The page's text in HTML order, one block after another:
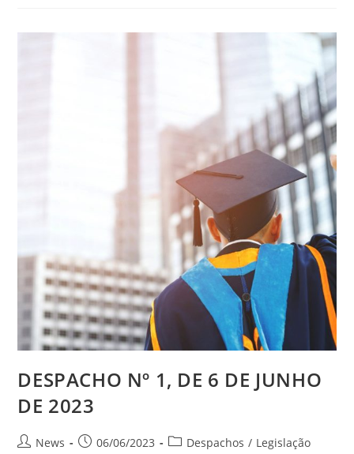
DESPACHO Nº 1, DE 6 DE JUNHO
DE 2023
News 06/06/2023 Despachos / Legislação